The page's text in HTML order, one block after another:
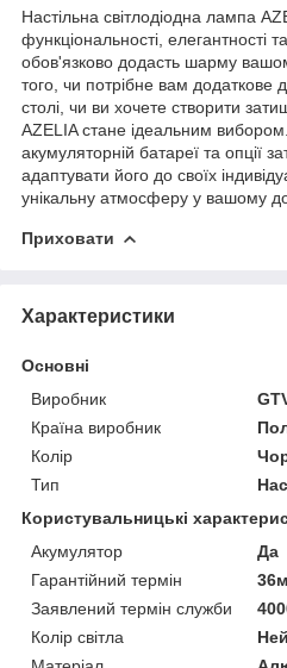
Настільна світлодіодна лампа
функціональності, елегантності
обов'язково додасть шарму
того, чи потрібне вам додаткове
столі, чи ви хочете створити
AZELIA стане ідеальним
акумуляторній батареї та опції
адаптувати його до своїх
унікальну атмосферу у вашому
Приховати
Характеристики
Основні
Виробник
Країна виробник
Колір
Тип
Користувальницькі
Акумулятор
Да
Гарантійний термін
36м
Заявлений термін служби
Колір світла